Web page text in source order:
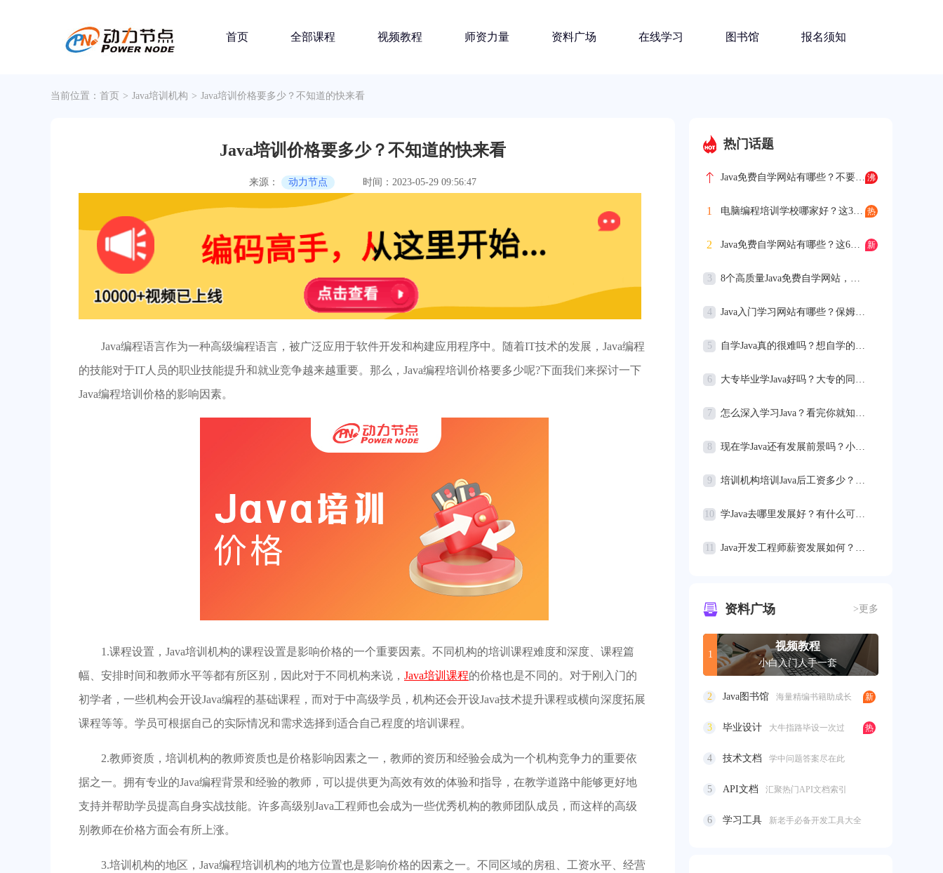
首页 全部课程 视频教程 师资力量 资料广场 在线学习 图书馆 报名须知
当前位置： 首页 > Java培训机构 > Java培训价格要多少？不知道的快来看
Java培训价格要多少？不知道的快来看
来源： 动力节点 时间：2023-05-29 09:56:47
Java编程语言作为一种高级编程语言，被广泛应用于软件开发和构建应用程序中。随着IT技术的发展，Java编程
的技能对于IT人员的职业技能提升和就业竞争越来越重要。那么，Java编程培训价格要多少呢?下面我们来探讨一下
Java编程培训价格的影响因素。
1.课程设置，Java培训机构的课程设置是影响价格的一个重要因素。不同机构的培训课程难度和深度、课程篇
幅、安排时间和教师水平等都有所区别，因此对于不同机构来说， Java培训课程的价格也是不同的。对于刚入门的
初学者，一些机构会开设Java编程的基础课程，而对于中高级学员，机构还会开设Java技术提升课程或横向深度拓展
课程等等。学员可根据自己的实际情况和需求选择到适合自己程度的培训课程。
2.教师资质，培训机构的教师资质也是价格影响因素之一，教师的资历和经验会成为一个机构竞争力的重要依
据之一。拥有专业的Java编程背景和经验的教师，可以提供更为高效有效的体验和指导，在教学道路中能够更好地
支持并帮助学员提高自身实战技能。许多高级别Java工程师也会成为一些优秀机构的教师团队成员，而这样的高级
别教师在价格方面会有所上涨。
3.培训机构的地区，Java编程培训机构的地方位置也是影响价格的因素之一。不同区域的房租、工资水平、经营
热门话题
Java免费自学网站有哪些？不要错过这七个！
1 电脑编程培训学校哪家好？这3点要做到
2 Java免费自学网站有哪些？这6个要知道
3 8个高质量Java免费自学网站，拿去用！
4 Java入门学习网站有哪些？保姆级推荐来了
5 自学Java真的很难吗？想自学的朋友不要错过
6 大专毕业学Java好吗？大专的同学一定要看！
7 怎么深入学习Java？看完你就知道！
8 现在学Java还有发展前景吗？小编告诉你真相
9 培训机构培训Java后工资多少？快来看如何拿到高薪资
10 学Java去哪里发展好？有什么可以做的呢
Java开发工程师薪资发展如何？你了解吗。
资料广场 >更多
1
视频教程
小白入门人手一套
2 Java图书馆 海量精编书籍助成长
3 毕业设计 大牛指路毕设一次过
4 技术文档 学中问题答案尽在此
5 API文档 汇聚热门API文档索引
6 学习工具 新老手必备开发工具大全